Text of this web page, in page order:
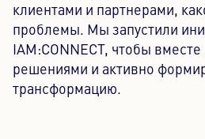
клиентами и партнерами,
проблемы. Мы запустили
IAM:CONNECT, чтобы вместе
решениями и активно
трансформацию.